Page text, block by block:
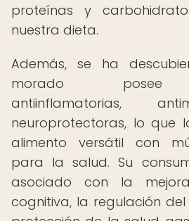
proteínas y
nuestra dieta.
Además, se ha
morado posee
antiinflamatorias,
neuroprotectoras, lo que
alimento versátil con
para la salud. Su
asociado con la
cognitiva, la regulación